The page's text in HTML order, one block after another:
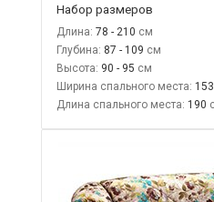
Набор размеров
Длина: 78 - 210
Глубина: 87 - 109
Высота: 90 - 95
Ширина спального места: 153
Длина спального места: 190